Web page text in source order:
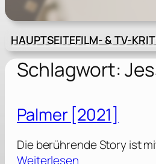
HAUPTSEITEFILM- & TV-
Schlagwort:
Palmer [2021]
Die berührende Story ist
Weiterlesen: